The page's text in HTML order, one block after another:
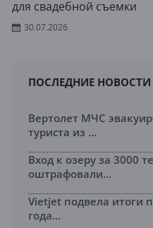
для свадебной съемки
30.07.2026
ПОСЛЕДНИЕ НОВОСТИ
Вертолет МЧС
туриста из ...
Вход к озеру за 3000
оштрафовали...
Vietjet подвела итоги
года...